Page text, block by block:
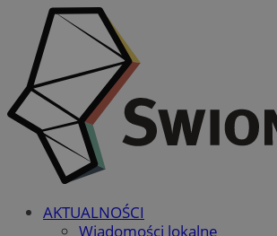
AKTUALNOŚCI
Wiadomości lokalne